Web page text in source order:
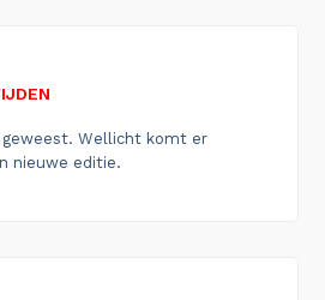
geweest. Wellicht komt er
nieuwe editie.